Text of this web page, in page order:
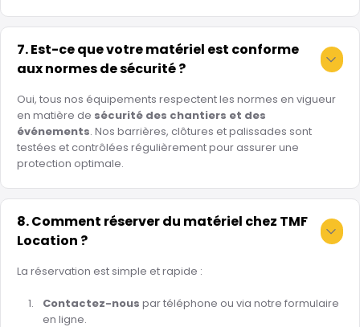
7. Est-ce que votre matériel est conforme
aux normes de sécurité ?
Oui, tous nos équipements respectent les normes en vigueur
en matière de sécurité des chantiers et des
événements. Nos barrières, clôtures et palissades sont
testées et contrôlées régulièrement pour assurer une
protection optimale.
8. Comment réserver du matériel chez TMF
Location ?
La réservation est simple et rapide :
Contactez-nous par téléphone ou via notre formulaire
en ligne.